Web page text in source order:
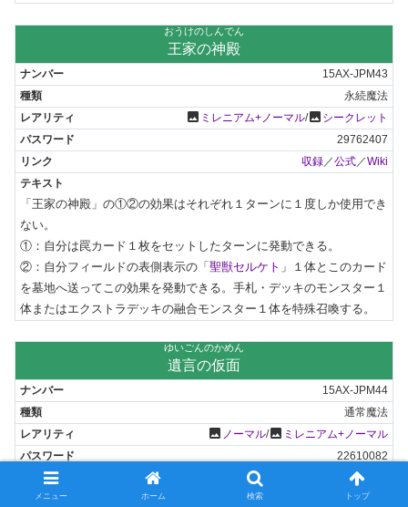
おうけのしんでん
王家の神殿
15AX-JPM43
永続魔法
photo ミレニアム+ノーマル/photo シークレット
29762407
収録 ／公式 ／Wiki
「王家の神殿」の①②の効果はそれぞれ１ターンに１度しか使用でき
ない。
①：自分は罠カード１枚をセットしたターンに発動できる。
②：自分フィールドの表側表示の「聖獣セルケト 」１体とこのカード
を墓地へ送ってこの効果を発動できる。手札・デッキのモンスター１
体またはエクストラデッキの融合モンスター１体を特殊召喚する。
ゆいごんのかめん
遺言の仮面
15AX-JPM44
通常魔法
photo ノーマル/photo ミレニアム+ノーマル
22610082
公式 ／
メニュー ホーム 検索 トップ